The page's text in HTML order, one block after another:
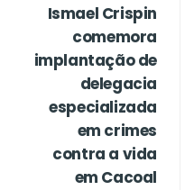
Ismael Crispin
comemora
implantação de
delegacia
especializada
em crimes
contra a vida
em Cacoal